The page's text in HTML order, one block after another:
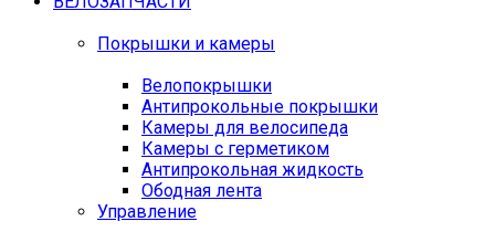
Покрышки и камеры
Велопокрышки
Антипрокольные покрышки
Камеры для велосипеда
Камеры с герметиком
Антипрокольная жидкость
Ободная лента
Управление